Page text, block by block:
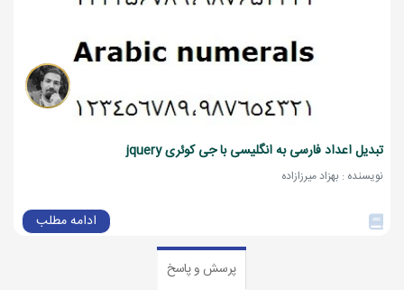
تبدیل اعداد فارسی به انگلیسی با جی کوئری jquery
نویسنده : بهزاد میرزازاده
ادامه مطلب
پرسش و پاسخ